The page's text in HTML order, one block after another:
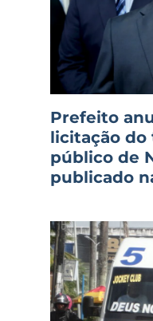
Prefeito
licitação do
público de
publicado